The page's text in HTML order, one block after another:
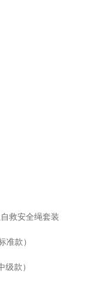
救安全绳套装
准款）
级款）